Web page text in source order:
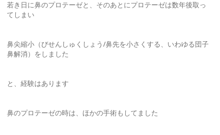
若き日に鼻のプロテーゼと、そのあとにプロテーゼは数年後取っ
てしまい
鼻尖縮小（びせんしゅくしょう/鼻先を小さくする、いわゆる団子
鼻解消）をしました
と、経験はあります
鼻のプロテーゼの時は、ほかの手術もしてました